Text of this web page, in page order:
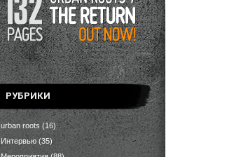
РУБРИКИ
urban roots (16)
Интервью (35)